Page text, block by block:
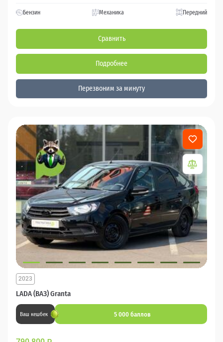
Бензин Механика Передний
Сравнить
Подробнее
Перезвоним за минуту
LADA (ВАЗ) Granta
2023
Ваш кешбек 5 000 баллов